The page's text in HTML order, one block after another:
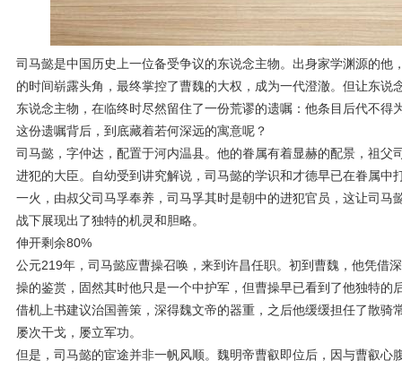
司马懿是中国历史上一位备受争议的东说念主物。出身家学渊源的他
的时间崭露头角，最终掌控了曹魏的大权，成为一代澄澈。但让东说
东说念主物，在临终时尽然留住了一份荒谬的遗嘱：他条目后代不得
这份遗嘱背后，到底藏着若何深远的寓意呢？
司马懿，字仲达，配置于河内温县。他的眷属有着显赫的配景，祖父
进犯的大臣。自幼受到讲究解说，司马懿的学识和才德早已在眷属中
一火，由叔父司马孚奉养，司马孚其时是朝中的进犯官员，这让司马
战下展现出了独特的机灵和胆略。
伸开剩余80%
公元219年，司马懿应曹操召唤，来到许昌任职。初到曹魏，他凭借
操的鉴赏，固然其时他只是一个中护军，但曹操早已看到了他独特的
借机上书建议治国善策，深得魏文帝的器重，之后他缓缓担任了散骑
屡次干戈，屡立军功。
但是，司马懿的宦途并非一帆风顺。魏明帝曹叡即位后，因与曹叡心